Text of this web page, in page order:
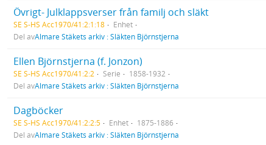
Övrigt- Julklappsverser från familj och släkt
SE S-HS Acc1970/41:2:1:18
Enhet
Del avAlmare Stäkets arkiv : Släkten Björnstjerna
Ellen Björnstjerna (f. Jonzon)
SE S-HS Acc1970/41:2:2 Serie
1858-1932
Del avAlmare Stäkets arkiv : Släkten Björnstjerna
Dagböcker
SE S-HS Acc1970/41:2:2:5 Enhet
1875-1886
Del avAlmare Stäkets arkiv : Släkten Björnstjerna